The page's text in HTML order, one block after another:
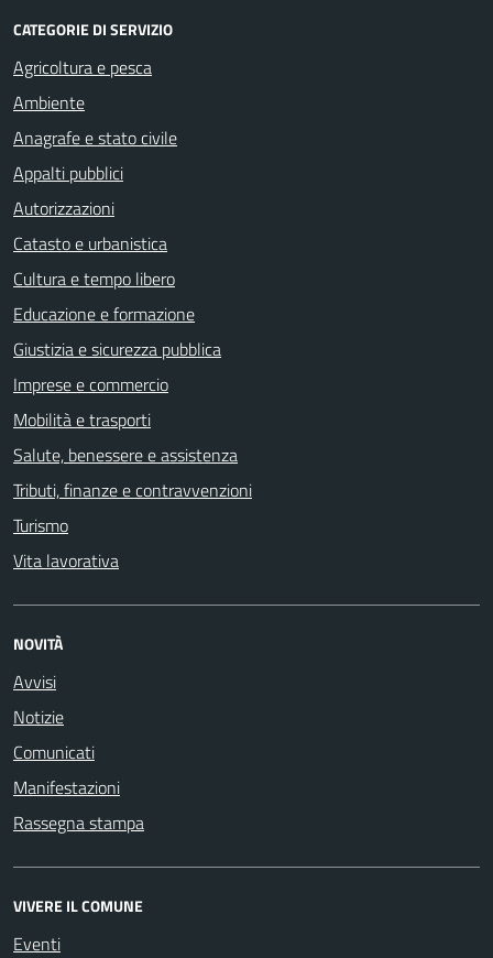
CATEGORIE DI SERVIZIO
Agricoltura e pesca
Ambiente
Anagrafe e stato civile
Appalti pubblici
Autorizzazioni
Catasto e urbanistica
Cultura e tempo libero
Educazione e formazione
Giustizia e sicurezza pubblica
Imprese e commercio
Mobilità e trasporti
Salute, benessere e assistenza
Tributi, finanze e contravvenzioni
Turismo
Vita lavorativa
NOVITÀ
Avvisi
Notizie
Comunicati
Manifestazioni
Rassegna stampa
VIVERE IL COMUNE
Eventi